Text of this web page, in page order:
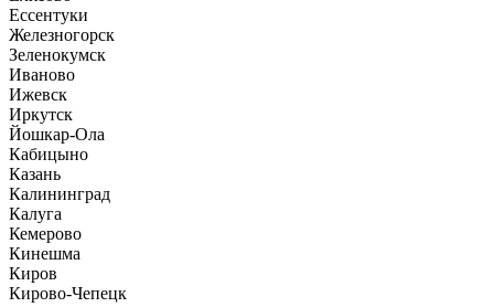
Ессентуки
Железногорск
Зеленокумск
Иваново
Ижевск
Иркутск
Йошкар-Ола
Кабицыно
Казань
Калининград
Калуга
Кемерово
Кинешма
Киров
Кирово-Чепецк